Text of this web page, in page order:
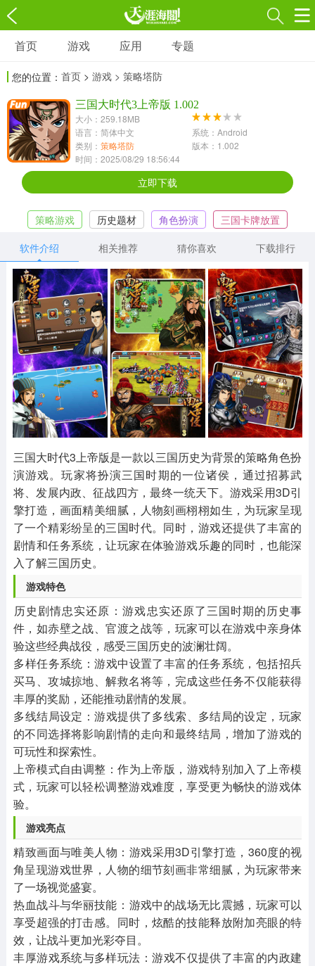
游戏
3697款应用
1597款应用
休闲益智
13387款应用
2196款应用
冒险解谜
1072款应用
418款应用
568款应用
音乐舞蹈
269款应用
2716款应用
515款应用
其他
1654款应用
游戏助手
515款应用
MOD游戏
1056款应用
首页 游戏 应用 专题
您的位置： 首页 > 游戏 > 策略塔防
三国大时代3上帝版 1.002
大小：259.18MB
语言：简体中文
系统：Android
类别： 策略塔防
版本：1.002
时间：2025/08/29 18:56:44
立即下载
策略游戏 历史题材 角色扮演
三国卡牌放置
三国大时代
软件介绍 相关推荐 猜你喜欢 下载排行
三国大时代3上帝版是一款以三国历史为背景的策略角色扮
演游戏。玩家将扮演三国时期的一位诸侯，通过招募武
将、发展内政、征战四方，最终一统天下。游戏采用3D引
擎打造，画面精美细腻，人物刻画栩栩如生，为玩家呈现
了一个精彩纷呈的三国时代。同时，游戏还提供了丰富的
剧情和任务系统，让玩家在体验游戏乐趣的同时，也能深
入了解三国历史。
游戏特色
‌历史剧情忠实还原‌：游戏忠实还原了三国时期的历史事
件，如赤壁之战、官渡之战等，玩家可以在游戏中亲身体
验这些经典战役，感受三国历史的波澜壮阔。
‌多样任务系统‌：游戏中设置了丰富的任务系统，包括招兵
买马、攻城掠地、解救名将等，完成这些任务不仅能获得
丰厚的奖励，还能推动剧情的发展。
‌多线结局设定‌：游戏提供了多线索、多结局的设定，玩家
的不同选择将影响剧情的走向和最终结局，增加了游戏的
可玩性和探索性。
‌上帝模式自由调整‌：作为上帝版，游戏特别加入了上帝模
式，玩家可以轻松调整游戏难度，享受更为畅快的游戏体
验。
游戏亮点
‌精致画面与唯美人物‌：游戏采用3D引擎打造，360度的视
角呈现游戏世界，人物的细节刻画非常细腻，为玩家带来
了一场视觉盛宴。
‌热血战斗与华丽技能‌：游戏中的战场无比震撼，玩家可以
享受超强的打击感。同时，炫酷的技能释放附加亮眼的特
效，让战斗更加光彩夺目。
‌丰厚游戏系统与多样玩法‌：游戏不仅提供了丰富的内政建